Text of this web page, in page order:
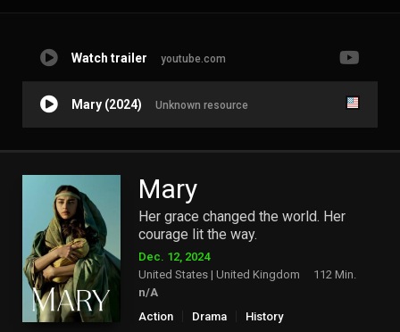
Watch trailer youtube.com
Mary (2024) Unknown resource
Mary
Her grace changed the world. Her
courage lit the way.
Dec. 12, 2024
United States | United Kingdom
112 Min.
n/A
Action
Drama History